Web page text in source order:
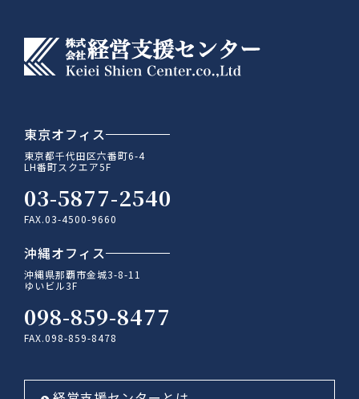
東京オフィス
東京都千代田区六番町6-4
LH番町スクエア5F
03-5877-2540
FAX.03-4500-9660
沖縄オフィス
沖縄県那覇市金城3-8-11
ゆいビル3F
098-859-8477
FAX.098-859-8478